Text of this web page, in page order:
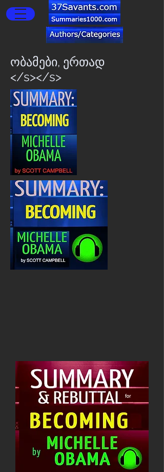
ობამები, ერთად
</s></s>